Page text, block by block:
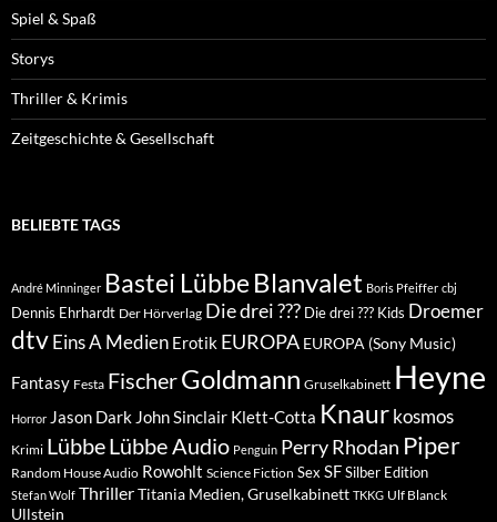
Spiel & Spaß
Storys
Thriller & Krimis
Zeitgeschichte & Gesellschaft
BELIEBTE TAGS
André Minninger Bastei Lübbe Blanvalet Boris Pfeiffer cbj
Dennis Ehrhardt Der Hörverlag Die drei ??? Die drei ??? Kids Droemer
dtvEins A Medien Erotik EUROPA EUROPA (Sony Music)
Fantasy Festa FischerGoldmann Gruselkabinett Heyne
Horror Jason Dark John Sinclair Klett-Cotta Knaur kosmos
Krimi LübbeLübbe Audio Penguin Perry Rhodan Piper
Random House Audio Rowohlt Science Fiction Sex SFSilber Edition
Stefan Wolf ThrillerTitania Medien, Gruselkabinett TKKG Ulf Blanck
Ullstein